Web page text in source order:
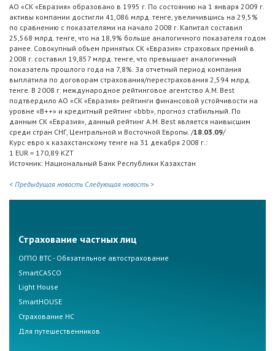
АО «СК «Евразия» образовано в 1995 г. По состоянию на 1 января 2009 г.
активы компании достигли 41,086 млрд. тенге, увеличившись на 29,5%
по сравнению с показателями на начало 2008 г. Капитал составил
25,568 млрд. тенге, что на 18,9% больше аналогичного показателя годом
ранее. Совокупный объем принятых СК «Евразия» страховых премий в
2008 г. составил 19,857 млрд. тенге, что превышает аналогичный
показатель прошлого года на 7,8%. За отчетный период компания
выплатила по договорам страхования/перестрахования 2,594 млрд.
тенге. В 2008 г. международное рейтинговое агентство A.M. Best
подтвердило АО «СК «Евразия» рейтинги финансовой устойчивости на
уровне «B++» и кредитный рейтинг «bbb», прогноз стабильный. По
данным СК «Евразия», данный рейтинг A.M. Best является наивысшим
среди стран СНГ, Центральной и Восточной Европы. /18.03.09/
Курс евро к казахстанскому тенге на 31 декабря 2008 г.:
1 EUR = 170,89 KZT
Источник: Национальный Банк Республики Казахстан
< Предыдущая новость Следующая новость >
Страхование частных лиц
ОГПО ВТС - Обязательное автострахование
SmartCASCO
Light House
SmartHOUSE
Страхование НС
Для путешественников